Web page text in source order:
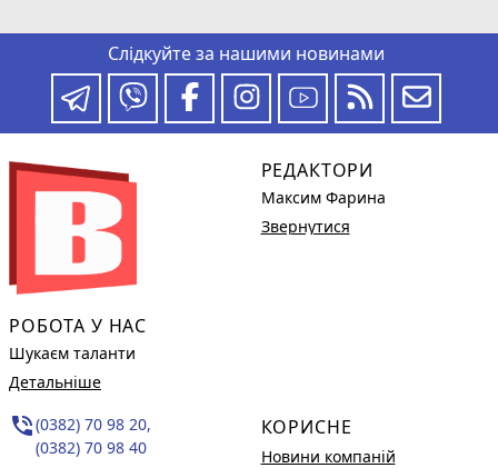
Слідкуйте за нашими новинами
РОБОТА У НАС
Шукаєм таланти
Детальніше
phone_in_talk(0382) 70 98 20,
(0382) 70 98 40
РЕДАКТОРИ
Максим Фарина
Звернутися
КОРИСНЕ
Новини компаній